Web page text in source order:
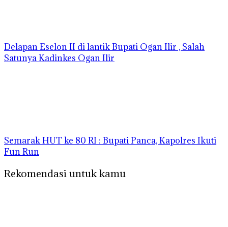
Delapan Eselon II di lantik Bupati Ogan Ilir , Salah
Satunya Kadinkes Ogan Ilir
Semarak HUT ke 80 RI : Bupati Panca, Kapolres Ikuti
Fun Run
Rekomendasi untuk kamu